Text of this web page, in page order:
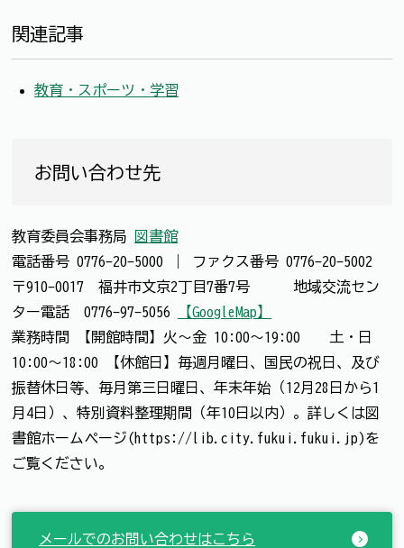
関連記事
教育・スポーツ・学習
お問い合わせ先
教育委員会事務局
図書館
電話番号 0776-20-5000 ファクス番号 0776-20-5002
〒910-0017 福井市文京2丁目7番7号 地域交流セン
ター電話 0776-97-5056
【GoogleMap】
業務時間 【開館時間】火～金 10:00～19:00 土・日
10:00～18:00 【休館日】毎週月曜日、国民の祝日、及び
振替休日等、毎月第三日曜日、年末年始（12月28日から1
月4日）、特別資料整理期間（年10日以内）。詳しくは図
書館ホームページ(https://lib.city.fukui.fukui.jp)を
ご覧ください。
メールでのお問い合わせはこちら